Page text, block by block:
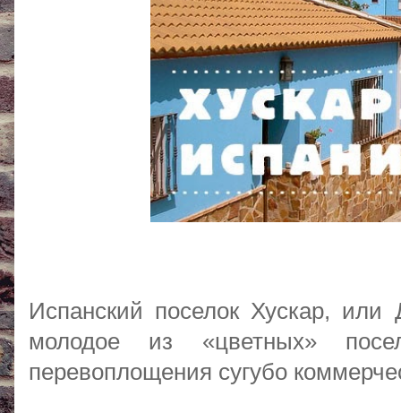
Испанский поселок Хускар,
молодое из «цветных»
перевоплощения сугубо